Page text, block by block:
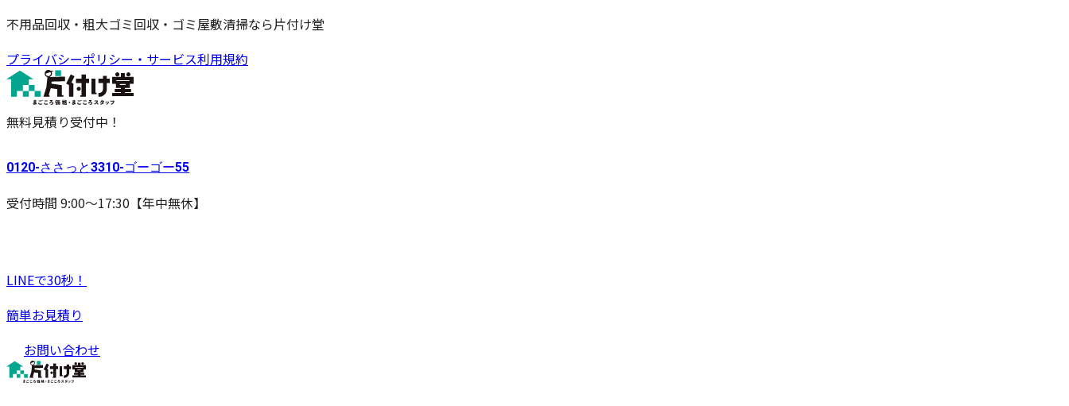
不用品回収・粗大ゴミ回収・ゴミ屋敷清掃なら片付け堂
プライバシーポリシー・サービス利用規約
無料見積り受付中！
0120-ささっと3310-ゴーゴー55
受付時間 9:00〜17:30【年中無休】
LINEで30秒！
簡単お見積り
お問い合わせ